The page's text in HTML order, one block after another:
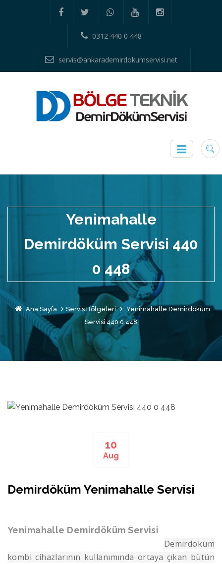
0312 440 0 448
servis@ankarademirdokumservisi.net
Yenimahalle
Demirdöküm Servisi 440
0 448
Ana Sayfa Servis Bölgeleri
Yenimahalle Demirdöküm
Servisi 440 0 448
10
Aug
Demirdöküm Yenimahalle Servisi
Yenimahalle Demirdöküm Servisi
Demirdöküm
kombi cihazlarının kullanımında ortaya çıkan bütün